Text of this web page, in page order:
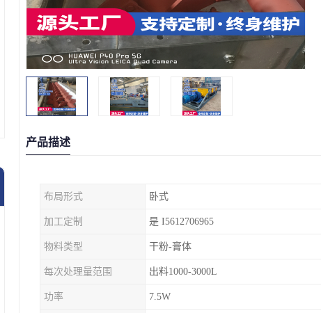
产品描述
布局形式 卧式
加工定制 是 I5612706965
物料类型 干粉-膏体
每次处理量范围 出料1000-3000L
功率 7.5W